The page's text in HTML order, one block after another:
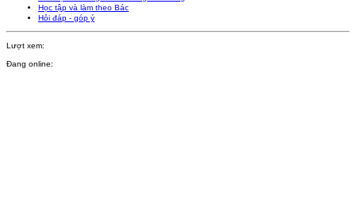
Học tập và làm theo Bác
Hỏi đáp - góp ý
Lượt xem:
Đang online: